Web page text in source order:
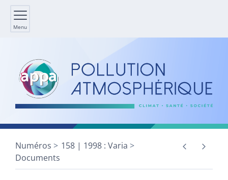
Menu
Numéros
158 | 1998 : Varia
Documents